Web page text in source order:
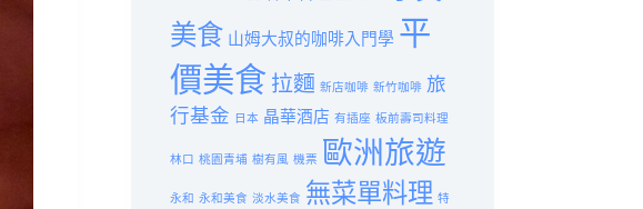
美食 山姆大叔的咖啡入門學 平
價美食 拉麵 新店咖啡 新竹咖啡 旅
行基金
日本 晶華酒店 有插座 板前壽司料理
林口 桃園青埔 樹有風 機票 歐洲旅遊
永和 永和美食 淡水美食 無菜單料理 特